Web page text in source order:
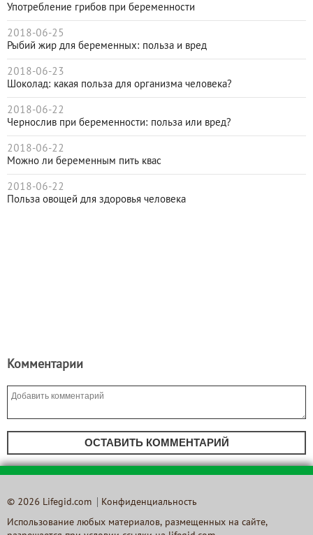
Употребление грибов при беременности
2018-06-25
Рыбий жир для беременных: польза и вред
2018-06-23
Шоколад: какая польза для организма человека?
2018-06-22
Чернослив при беременности: польза или вред?
2018-06-22
Можно ли беременным пить квас
2018-06-22
Польза овощей для здоровья человека
Комментарии
ОСТАВИТЬ КОММЕНТАРИЙ
© 2026 Lifegid.com Конфиденциальность
Использование любых материалов, размещенных на сайте,